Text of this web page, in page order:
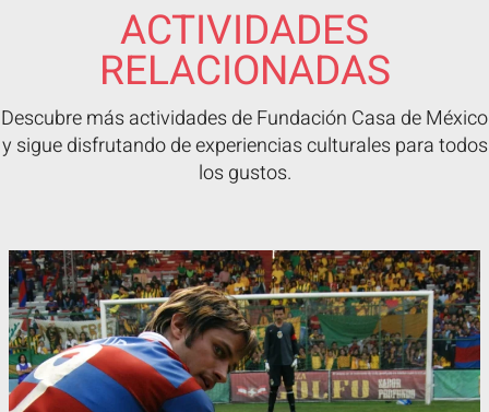
ACTIVIDADES
RELACIONADAS
Descubre más actividades de Fundación Casa de México
y sigue disfrutando de experiencias culturales para todos
los gustos.